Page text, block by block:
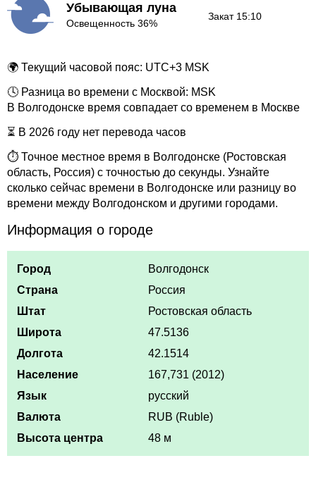
Убывающая луна
Освещенность 36%
Закат 15:10
🌍 Текущий часовой пояс: UTC+3 MSK
🕓 Разница во времени с Москвой: MSK
В Волгодонске время совпадает со временем в Москве
⏳ В 2026 году нет перевода часов
⏱ Точное местное время в Волгодонске (Ростовская
область, Россия) с точностью до секунды. Узнайте
сколько сейчас времени в Волгодонске или разницу во
времени между Волгодонском и другими городами.
Информация о городе
Город
Волгодонск
Страна
Россия
Штат
Ростовская область
Широта
47.5136
Долгота
42.1514
Население
167,731 (2012)
Язык
русский
Валюта
RUB (Ruble)
Высота центра
48 м